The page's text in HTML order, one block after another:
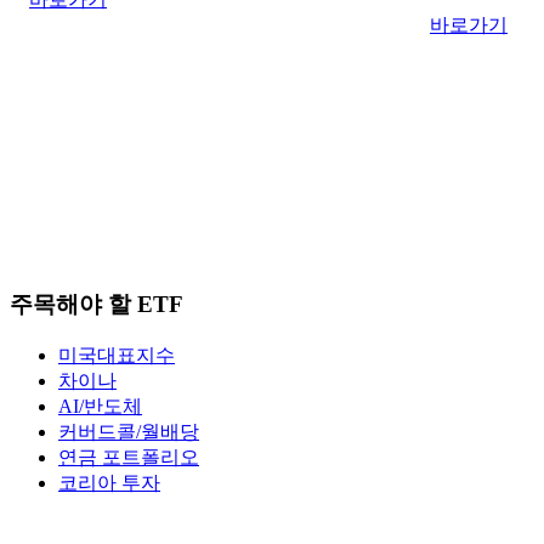
바로가기
주목해야 할 ETF
미국대표지수
차이나
AI/반도체
커버드콜/월배당
연금 포트폴리오
코리아 투자